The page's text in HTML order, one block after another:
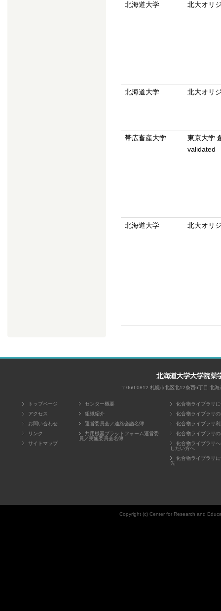
北海道大学 北大オリ
北海道大学 北大オリ
帯広畜産大学
東京大学
validated
北海道大学 北大オリ
〒060-0812 札幌市北区北12条西6丁目 北
トップページ
アクセス
お問い合わせ
リンク
サイトマップ
センター概要
組織紹介
運営委員会／連絡会議名簿
共用機器プラットフォーム運営委
員／実施委員会名簿
化合物ライブラリ
化合物ライブラリ
化合物ライブラリ
化合物ライブラリ
化合物ライブラリ
したい方へ
化合物ライブラリ
先
Copyright (c) Center for Research and